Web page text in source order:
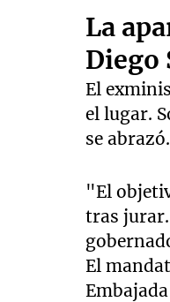
La
El
el lugar.
se abrazó.
"El
tras
El